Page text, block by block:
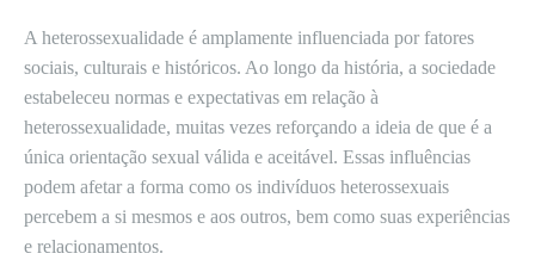
A heterossexualidade é amplamente influenciada por fatores
sociais, culturais e históricos. Ao longo da história, a sociedade
estabeleceu normas e expectativas em relação à
heterossexualidade, muitas vezes reforçando a ideia de que é a
única orientação sexual válida e aceitável. Essas influências
podem afetar a forma como os indivíduos heterossexuais
percebem a si mesmos e aos outros, bem como suas experiências
e relacionamentos.